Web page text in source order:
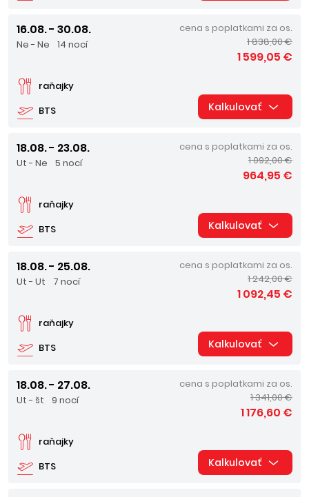
16.08. - 30.08.
Ne - Ne 14 nocí
BTS
raňajky
cena s poplatkami za os.
1 838,00 €
1 599,05 €
Kalkulovať
18.08. - 23.08.
Ut - Ne 5 nocí
BTS
raňajky
cena s poplatkami za os.
1 092,00 €
964,95 €
Kalkulovať
18.08. - 25.08.
Ut - Ut 7 nocí
BTS
raňajky
cena s poplatkami za os.
1 242,00 €
1 092,45 €
Kalkulovať
18.08. - 27.08.
Ut - št 9 nocí
BTS
raňajky
cena s poplatkami za os.
1 341,00 €
1 176,60 €
Kalkulovať